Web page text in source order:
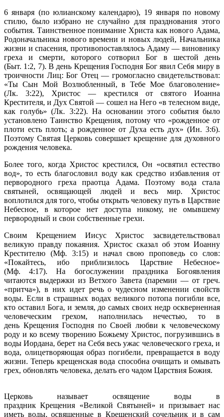
6 января (по юлианскому календарю), 19 января по новому
стилю, было избрано не случайно для празднования этого
события. Таинственное понимание Христа как нового Адама,
Родоначальника нового времени и новых людей, Начальника
жизни и спасения, противопоставлялось Адаму — виновнику
греха и смерти, которого сотворил Бог в шестой день
(Быт. 1:2, 7). В день Крещения Господня Бог явил Себя миру в
троичности Лиц: Бог Отец — громогласно свидетельствовал:
«Ты Сын Мой Возлюбленный, в Тебе Мое благоволение»
(Лк. 3:22), Христос — крестился от святого Иоанна
Крестителя, и Дух Святой — сошел на Него «в телесном виде,
как голубь» (Лк. 3:22). На основании этого события было
установлено Таинство Крещения, потому что «рожденное от
плоти есть плоть; а рожденное от Духа есть дух» (Ин. 3:6).
Поэтому Святая Церковь совершает крещение для духовного
рождения человека.
Более того, когда Христос крестился, Он «освятил естество
вод», то есть благословил воду как средство избавления от
первородного греха праотца Адама. Поэтому вода стала
святыней, освящающей людей и весь мир. Христос
воплотился для того, чтобы открыть человеку путь в Царствие
Небесное, в которое нет доступа никому, не омывшему
первородный и свои собственные грехи.
Своим Крещением Иисус Христос засвидетельствовал
великую правду покаяния. Христос сказал об этом Иоанну
Крестителю (Мф. 3:15) и начал свою проповедь со слов:
«Покайтесь, ибо приблизилось Царствие Небесное»
(Мф. 4:17). На богослужении праздника Богоявления
читаются выдержки из Ветхого Завета (паремии — от греч.
«притча»), в них идет речь о чудесном изменении свойств
воды. Если в страшных водах великого потопа погибли все,
кто оставил Бога, и земля, до самых своих недр оскверненная
человеческим грехом, наполнилась нечестью, то в
день Крещения Господня по Своей любви к человеческому
роду и ко всему творению Божьему Христос, погрузившись в
воды Иордана, берет на Себя весь ужас человеческого греха, и
вода, олицетворяющая образ погибели, превращается в воду
жизни. Теперь крещенская вода способна очищать и омывать
грех, обновлять человека, делать его чадом Царствия Божия.
Церковь называет освящение воды в
праздник Крещения «Великой Святыней» и призывает нас
иметь воды, освященные в Крещенский сочельник и в сам